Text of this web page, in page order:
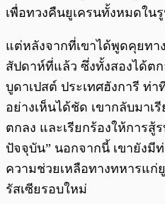
เพื่อทวงคืนยูเครนทั้งหมดใน
แต่หลังจากที่เขาได้พูดคุยทา
สัปดาห์ที่แล้ว ซึ่งทั้งสองได้ต
บูดาเปสต์ ประเทศฮังการี ท่
อย่างเห็นได้ชัด เขากลับมาเ
ตกลง และเรียกร้องให้การ
ปัจจุบัน” นอกจากนี้ เขายังมี
ความช่วยเหลือทางทหารแก่
รัสเซียรอบใหม่